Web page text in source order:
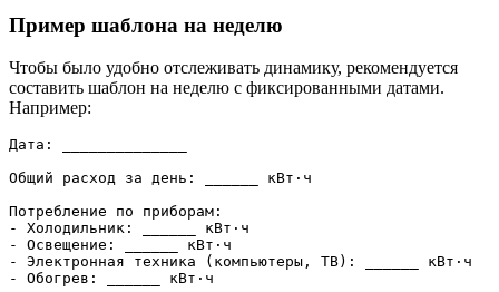
Пример шаблона на неделю
Чтобы было удобно отслеживать динамику, рекомендуется
составить шаблон на неделю с фиксированными датами.
Например:
Дата: ______________
Общий расход за день: ______ кВт·ч
Потребление по приборам:
- Холодильник: ______ кВт·ч
- Освещение: ______ кВт·ч
- Электронная техника (компьютеры, ТВ): ______ кВт·ч
- Обогрев: ______ кВт·ч